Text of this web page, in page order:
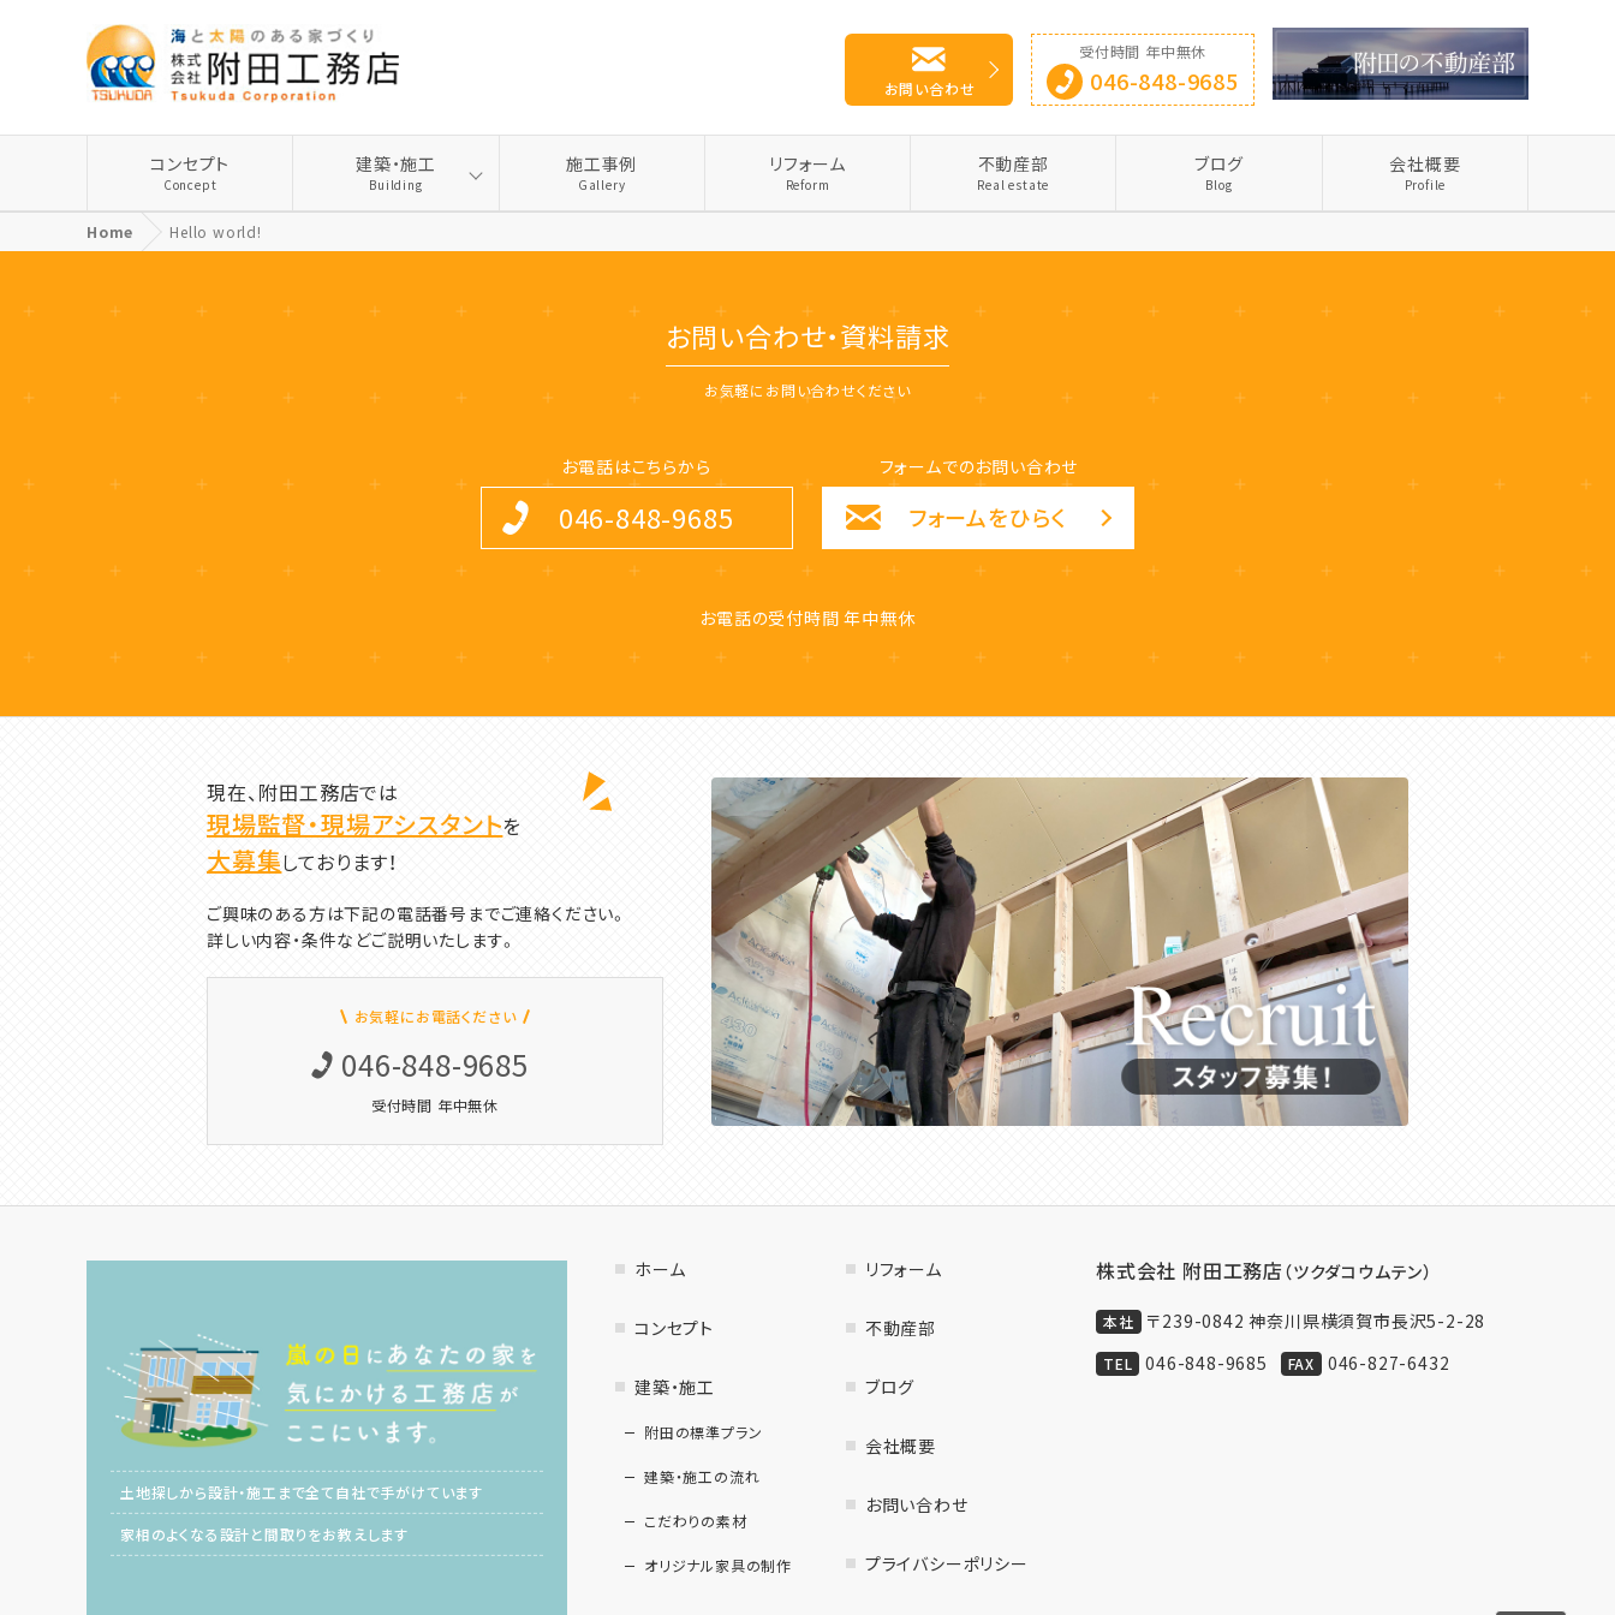
お問い合わせ
受付時間 年中無休
046-848-9685
コンセプト
Concept
建築・施工
Building
施工事例
Gallery
リフォーム
Reform
不動産部
Real estate
ブログ
Blog
会社概要
Profile
Home Hello world!
お問い合わせ・資料請求
お気軽にお問い合わせください
お電話はこちらから
046-848-9685
フォームでのお問い合わせ
フォームをひらく
お電話の受付時間 年中無休
現在、附田工務店では
現場監督・現場アシスタントを
大募集しております！
ご興味のある方は下記の電話番号までご連絡ください。
詳しい内容・条件などご説明いたします。
お気軽にお電話ください
046-848-9685
受付時間 年中無休
土地探しから設計・施工まで全て自社で手がけています
家相のよくなる設計と間取りをお教えします
ホーム
コンセプト
建築・施工
附田の標準プラン
建築・施工の流れ
こだわりの素材
オリジナル家具の制作
リフォーム
不動産部
ブログ
会社概要
お問い合わせ
プライバシーポリシー
株式会社 附田工務店 （ツクダコウムテン）
本社 〒239-0842 神奈川県横須賀市長沢5-2-28
TEL 046-848-9685 FAX 046-827-6432